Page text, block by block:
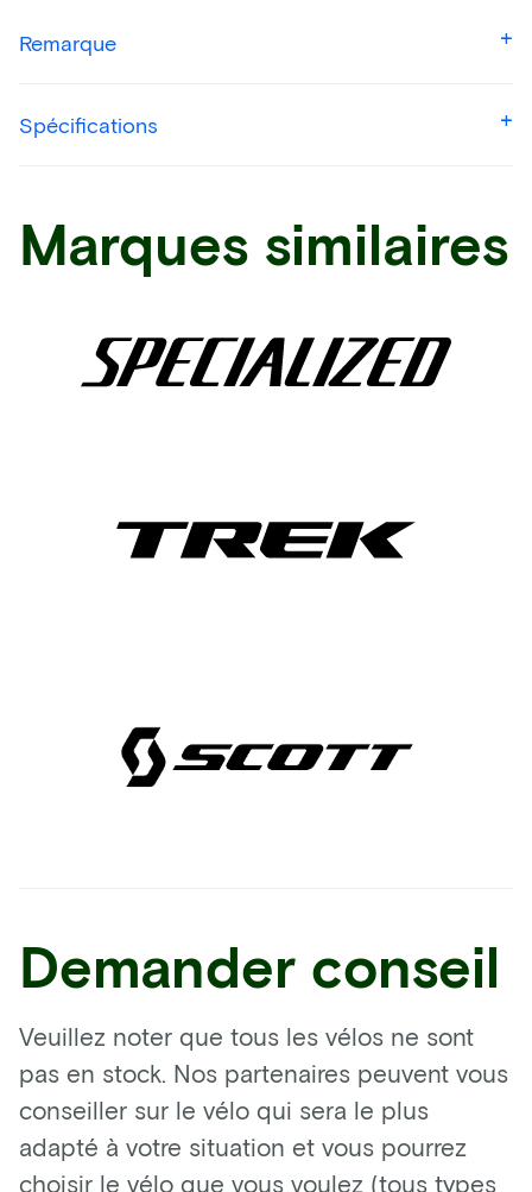
Remarque
Spécifications
Marques similaires
Demander conseil
Veuillez noter que tous les vélos ne sont
pas en stock. Nos partenaires peuvent vous
conseiller sur le vélo qui sera le plus
adapté à votre situation et vous pourrez
choisir le vélo que vous voulez (tous types